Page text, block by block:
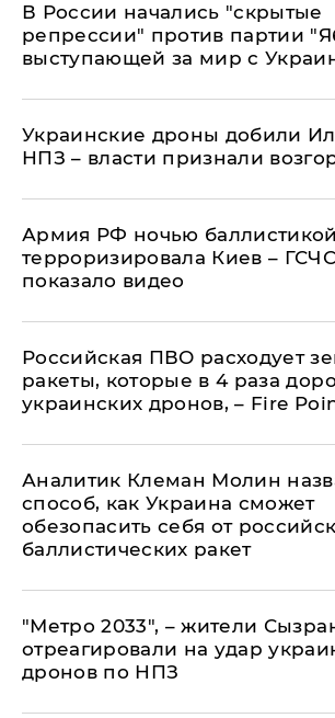
В России начались "скрытые
репрессии" против партии
выступающей за мир с
Украинские дроны добили
НПЗ – власти признали
Армия РФ ночью баллистикой
терроризировала Киев – ГСЧС
показало видео
Российская ПВО расходует
ракеты, которые в 4 раза
украинских дронов, – Fire
Аналитик Клеман Молин
способ, как Украина сможет
обезопасить себя от
баллистических ракет
"Метро 2033", – жители
отреагировали на удар
дронов по НПЗ